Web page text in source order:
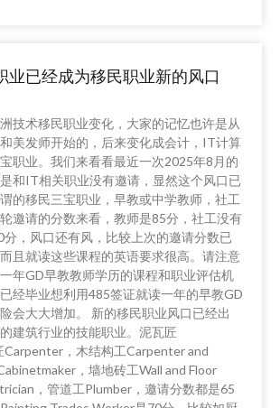
业已经成为移民职业新的风口
技术移民职业变化，大家的记忆也许是从
美发师开始的，后来变化成会计，IT计算
职业。我们来看看最近一次2025年8月的
和IT相关职业没有邀请，显然这个风口已
的移民三宝职业，早教或中学教师，社工
邀请的分数来看，教师是85分，社工没有
分，风口还有风，比较上次的邀请分数已
且就读这些课程的英语要求很高。请注意
年GD早教教师学历的课程和职业评估机
经毕业想利用485签证就读一年的早教GD
会大大增加。 新的移民职业风口已经出
建筑行业的技能职业。泥瓦匠
Carpenter，木结构工Carpenter and
，墙地砖工Wall and Floor
，管道工Plumber，邀请分数都是65